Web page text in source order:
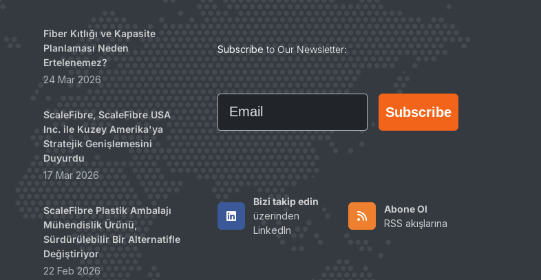
Fiber Kıtlığı ve Kapasite
Planlaması Neden
Ertelenemez?
24 Mar 2026
ScaleFibre, ScaleFibre USA
Inc. ile Kuzey Amerika'ya
Stratejik Genişlemesini
Duyurdu
17 Mar 2026
ScaleFibre Plastik Ambalajı
Mühendislik Ürünü,
Sürdürülebilir Bir Alternatifle
Değiştiriyor
22 Feb 2026
Subscribe to Our Newsletter:
Email
Subscribe
Bizi takip edin
üzerinden
LinkedIn
Abone Ol
RSS akışlarına